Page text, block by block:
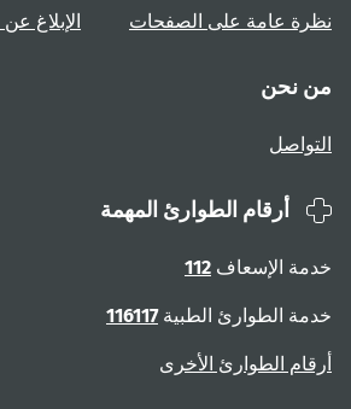
عامة على الصفحات الإبلاغ عن
نحن
أرقام الطوارئ المهمة
الإسعاف112
الطوارئ الطبية116117
الطوارئ الأخرى